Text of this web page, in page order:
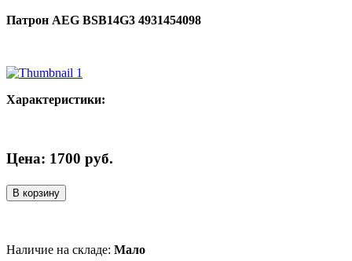
Патрон AEG BSB14G3 4931454098
Характеристики:
Цена: 1700 руб.
В корзину
Наличие на складе: Мало